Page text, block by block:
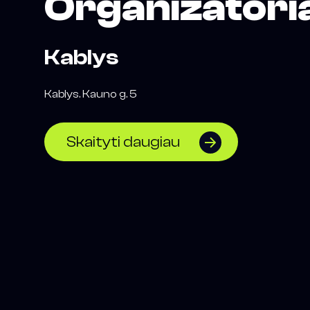
Kablys
Kablys. Kauno g. 5
Skaityti daugiau